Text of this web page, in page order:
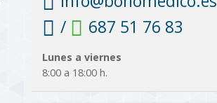
/
687 51 76 83
Lunes a viernes
8:00 a 18:00 h.